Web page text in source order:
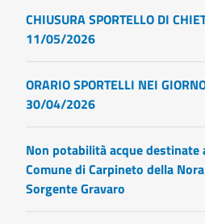
CHIUSURA SPORTELLO DI
11/05/2026
ORARIO SPORTELLI NEI
30/04/2026
Non potabilità acque destinate
Comune di Carpineto della
Sorgente Gravaro